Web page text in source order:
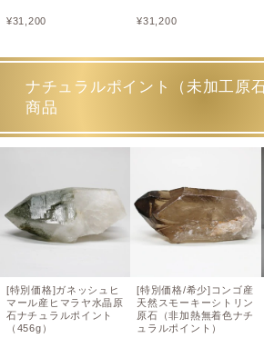
¥31,200 ¥31,200
ナチュラルポイント（未加工原
商品
[特別価格]ガネッシュヒ
マール産ヒマラヤ水晶原
石ナチュラルポイント
（456g）
[特別価格/希少]コンゴ産
天然スモーキーシトリン
原石（非加熱無着色ナチ
ュラルポイント）